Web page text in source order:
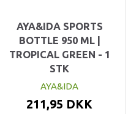
AYA&IDA SPORTS
BOTTLE 950 ML |
TROPICAL GREEN - 1
STK
AYA&IDA
211,95 DKK